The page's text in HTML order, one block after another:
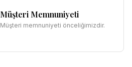
Müşteri Memnuniyeti
Müşteri memnuniyeti önceliğimizdir.